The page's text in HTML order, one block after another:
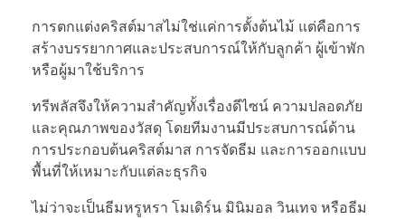
การตกแต่งคริสต์มาสไม่ใช่แค่การตั้งต้นไม้ แต่คือการ
สร้างบรรยากาศและประสบการณ์ให้กับลูกค้า ผู้เข้าพัก
หรือผู้มาใช้บริการ
ทรีพลัสจึงให้ความสำคัญทั้งเรื่องดีไซน์ ความปลอดภัย
และคุณภาพของวัสดุ โดยทีมงานมีประสบการณ์ด้าน
การประกอบต้นคริสต์มาส การจัดธีม และการออกแบบ
พื้นที่ให้เหมาะกับแต่ละธุรกิจ
ไม่ว่าจะเป็นธีมหรูหรา โมเดิร์น มินิมอล วินเทจ หรือธีม